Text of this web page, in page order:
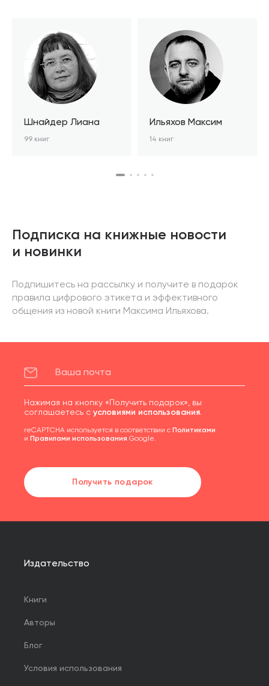
Шнайдер Лиана
99 книг
Ильяхов Максим
14 книг
Подписка на книжные новости
и новинки
Подпишитесь на рассылку и получите в подарок
правила цифрового этикета и эффективного
общения из новой книги Максима Ильяхова.
Нажимая на кнопку «Получить подарок», вы
соглашаетесь с условиями использования.
reCAPTCHA используется в соответствии с Политиками
и Правилами использования Google.
Получить подарок
Издательство
Книги
Авторы
Блог
Условия использования